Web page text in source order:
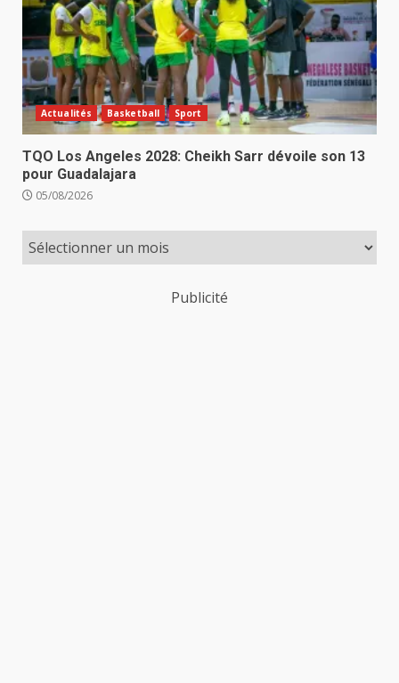
Actualités Basketball Sport
TQO Los Angeles 2028: Cheikh Sarr dévoile son 13
pour Guadalajara
05/08/2026
Publicité